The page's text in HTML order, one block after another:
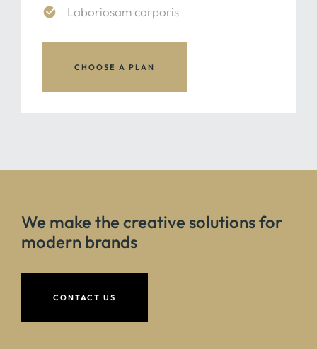
Laboriosam corporis
CHOOSE A PLAN
We make the creative solutions for
modern brands
CONTACT US